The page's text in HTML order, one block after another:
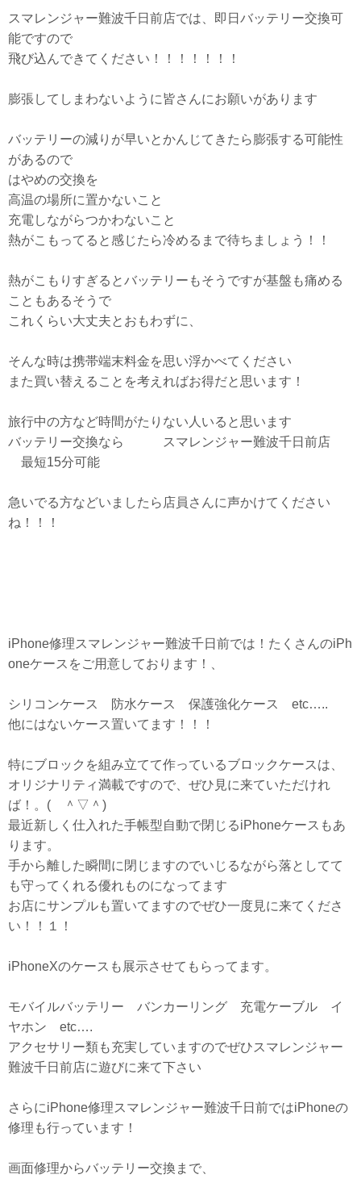
スマレンジャー難波千日前店では、即日バッテリー交換可
能ですので
飛び込んできてください！！！！！！！
膨張してしまわないように皆さんにお願いがあります
バッテリーの減りが早いとかんじてきたら膨張する可能性
があるので
はやめの交換を
高温の場所に置かないこと
充電しながらつかわないこと
熱がこもってると感じたら冷めるまで待ちましょう！！
熱がこもりすぎるとバッテリーもそうですが基盤も痛める
こともあるそうで
これくらい大丈夫とおもわずに、
そんな時は携帯端末料金を思い浮かべてください
また買い替えることを考えればお得だと思います！
旅行中の方など時間がたりない人いると思います
バッテリー交換なら スマレンジャー難波千日前店
最短15分可能
急いでる方などいましたら店員さんに声かけてください
ね！！！
iPhone修理スマレンジャー難波千日前では！たくさんのiPh
oneケースをご用意しております！、
シリコンケース 防水ケース 保護強化ケース etc…..
他にはないケース置いてます！！！
特にブロックを組み立てて作っているブロックケースは、
オリジナリティ満載ですので、ぜひ見に来ていただけれ
ば！。( ＾▽＾)
最近新しく仕入れた手帳型自動で閉じるiPhoneケースもあ
ります。
手から離した瞬間に閉じますのでいじるながら落としてて
も守ってくれる優れものになってます
お店にサンプルも置いてますのでぜひ一度見に来てくださ
い！！１！
iPhoneXのケースも展示させてもらってます。
モバイルバッテリー バンカーリング 充電ケーブル イ
ヤホン etc….
アクセサリー類も充実していますのでぜひスマレンジャー
難波千日前店に遊びに来て下さい
さらにiPhone修理スマレンジャー難波千日前ではiPhoneの
修理も行っています！
画面修理からバッテリー交換まで、